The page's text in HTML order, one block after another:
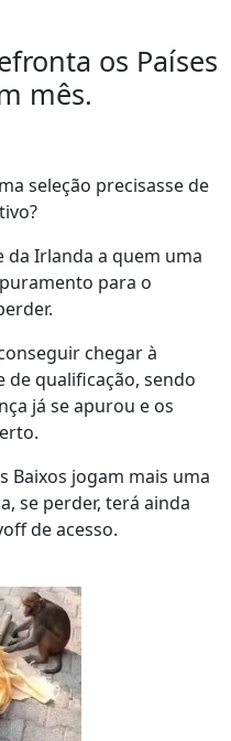
os Países
mês.
seleção precisasse de
da Irlanda a quem uma
para o
chegar à
de qualificação, sendo
já se apurou e os
Baixos jogam mais uma
se perder, terá ainda
de acesso.